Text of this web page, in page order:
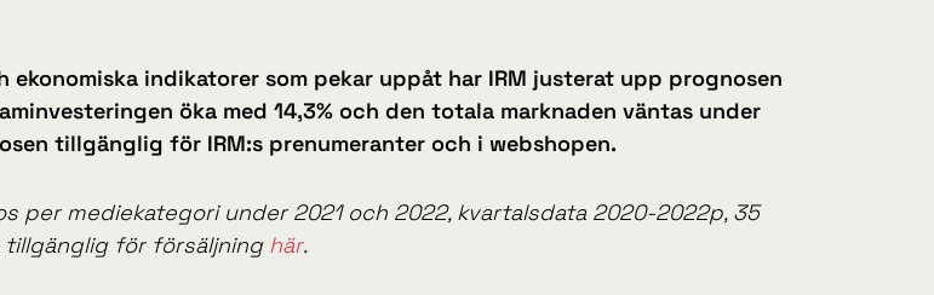
indikatorer som pekar uppåt har IRM justerat upp prognosen
öka med 14,3% och den totala marknaden väntas under
tillgänglig för IRM:s prenumeranter och i webshopen.
per mediekategori under 2021 och 2022, kvartalsdata 2020-2022p, 35
tillgänglig för försäljning här.